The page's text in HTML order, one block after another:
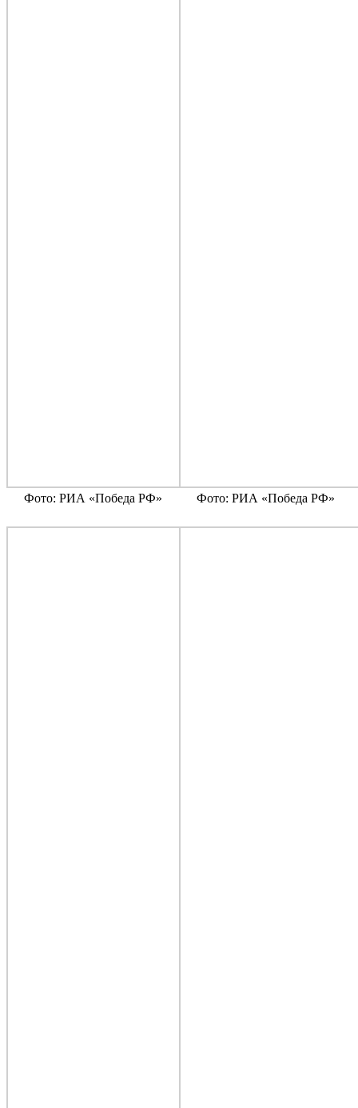
Фото: РИА «Победа РФ» Фото: РИА «Победа РФ»